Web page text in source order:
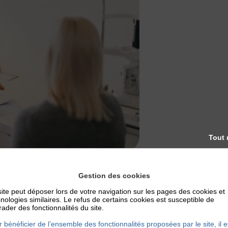
PATIENTS ATTEINTS D’ECZÉMA
parties du parcours de soin, Stéphanie a tenté d’expliquer
donnée. En deuxième lieu, les difficultés qu’il peut
Gestion des cookies
peut déposer lors de votre navigation sur les pages des cookies et
similaires. Le refus de certains cookies est susceptible de
des fonctionnalités du site.
bénéficier de l’ensemble des fonctionnalités proposées par le site, il
Tout